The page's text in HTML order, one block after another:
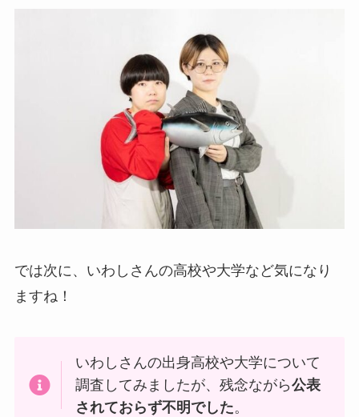
では次に、いわしさんの高校や大学など気になり
ますね！
いわしさんの出身高校や大学について
調査してみましたが、残念ながら公表
されておらず不明でした。